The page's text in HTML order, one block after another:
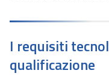
I requisiti
qualificazione